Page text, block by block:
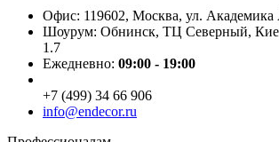
Офис: 119602, Москва, ул. Академика
Шоурум: Обнинск, ТЦ Северный,
1.7
Ежедневно: 09:00 - 19:00
+7 (499) 34 66 906
info@endecor.ru